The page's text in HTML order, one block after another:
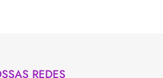
REDES